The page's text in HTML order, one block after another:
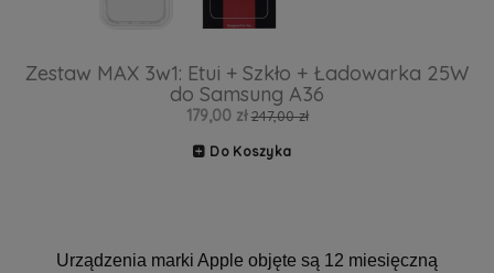
Zestaw MAX 3w1: Etui + Szkło + Ładowarka 25W
do Samsung A36
179,00 zł 247,00 zł
Do Koszyka
Urządzenia marki Apple objęte są 12 miesięczną